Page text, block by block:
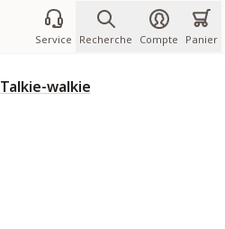
Service Recherche Compte Panier
Talkie-walkie